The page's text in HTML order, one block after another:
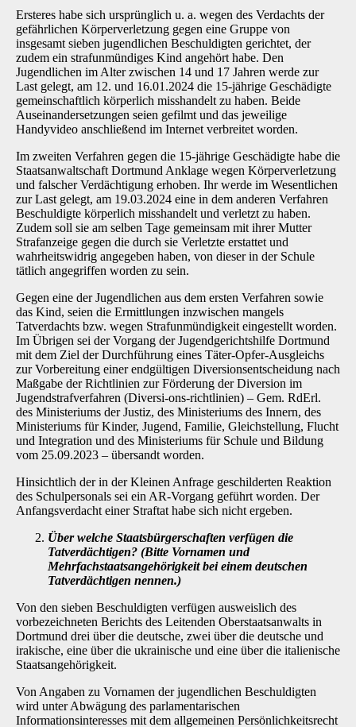
Ersteres habe sich ursprünglich u. a. wegen des Verdachts der
gefährlichen Körperverletzung gegen eine Gruppe von
insgesamt sieben jugendlichen Beschuldigten gerichtet, der
zudem ein strafunmündiges Kind angehört habe. Den
Jugendlichen im Alter zwischen 14 und 17 Jah­ren werde zur
Last gelegt, am 12. und 16.01.2024 die 15-jährige Geschädigte
gemeinschaft­lich körperlich misshandelt zu haben. Beide
Auseinandersetzungen seien gefilmt und das je­weilige
Handyvideo anschließend im Internet verbreitet worden.
Im zweiten Verfahren gegen die 15-jährige Geschädigte habe die
Staatsanwaltschaft Dort­mund Anklage wegen Körperverletzung
und falscher Verdächtigung erhoben. Ihr werde im Wesentlichen
zur Last gelegt, am 19.03.2024 eine in dem anderen Verfahren
Beschuldigte körperlich misshandelt und verletzt zu haben.
Zudem soll sie am selben Tage gemeinsam mit ihrer Mutter
Strafanzeige gegen die durch sie Verletzte erstattet und
wahrheitswidrig angege­ben haben, von dieser in der Schule
tätlich angegriffen worden zu sein.
Gegen eine der Jugendlichen aus dem ersten Verfahren sowie
das Kind, seien die Ermittlun­gen inzwischen mangels
Tatverdachts bzw. wegen Strafunmündigkeit eingestellt worden.
Im Übrigen sei der Vorgang der Jugendgerichtshilfe Dortmund
mit dem Ziel der Durchführung eines Täter-Opfer-Ausgleichs
zur Vorbereitung einer endgültigen Diversionsentscheidung nach
Maßgabe der Richtlinien zur Förderung der Diversion im
Jugendstrafverfahren (Diversi-ons-richtlinien) – Gem. RdErl.
des Ministeriums der Justiz, des Ministeriums des Innern, des
Ministeriums für Kinder, Jugend, Familie, Gleichstellung, Flucht
und Integration und des Mi­nisteriums für Schule und Bildung
vom 25.09.2023 – übersandt worden.
Hinsichtlich der in der Kleinen Anfrage geschilderten Reaktion
des Schulpersonals sei ein AR-Vorgang geführt worden. Der
Anfangsverdacht einer Straftat habe sich nicht ergeben.
Über welche Staatsbürgerschaften verfügen die
Tatverdächtigen? (Bitte Vorna­men und
Mehrfachstaatsangehörigkeit bei einem deutschen
Tatverdächtigen nen­nen.)
Von den sieben Beschuldigten verfügen ausweislich des
vorbezeichneten Berichts des Lei­tenden Oberstaatsanwalts in
Dortmund drei über die deutsche, zwei über die deutsche und
irakische, eine über die ukrainische und eine über die italienische
Staatsangehörigkeit.
Von Angaben zu Vornamen der jugendlichen Beschuldigten
wird unter Abwägung des parla­mentarischen
Informationsinteresses mit dem allgemeinen Persönlichkeitsrecht